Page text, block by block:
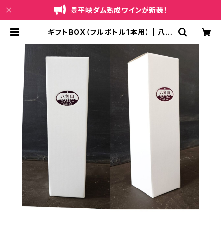
豊平峡ダム熟成ワインが新装！
ギフトBOX（フルボトル1本用） | 八剣